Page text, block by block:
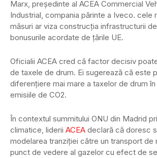
Marx, președinte al ACEA Commercial
Industrial, compania părinte a Iveco. cele
măsuri ar viza construcția infrastructurii
bonusurile acordate de țările UE.
Oficialii ACEA cred că factor decisiv
de taxele de drum. Ei sugerează că este
diferențiere mai mare a taxelor de drum
emisiile de CO2.
În contextul summitului ONU din Madrid
climatice, liderii ACEA declară că doresc
modelarea tranziției către un transport de
punct de vedere al gazelor cu efect de